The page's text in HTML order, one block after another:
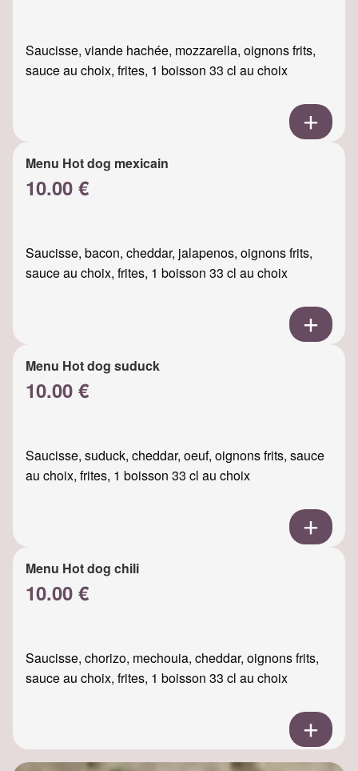
Saucisse, viande hachée, mozzarella, oignons frits,
sauce au choix, frites, 1 boisson 33 cl au choix
Menu Hot dog mexicain
10.00 €
Saucisse, bacon, cheddar, jalapenos, oignons frits,
sauce au choix, frites, 1 boisson 33 cl au choix
Menu Hot dog suduck
10.00 €
Saucisse, suduck, cheddar, oeuf, oignons frits, sauce
au choix, frites, 1 boisson 33 cl au choix
Menu Hot dog chili
10.00 €
Saucisse, chorizo, mechouia, cheddar, oignons frits,
sauce au choix, frites, 1 boisson 33 cl au choix